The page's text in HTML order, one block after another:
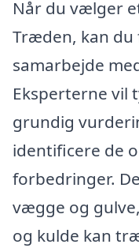
Når du vælger
Træden, kan
samarbejde
Eksperterne vil
grundig
identificere de
forbedringer.
vægge og
og kulde kan